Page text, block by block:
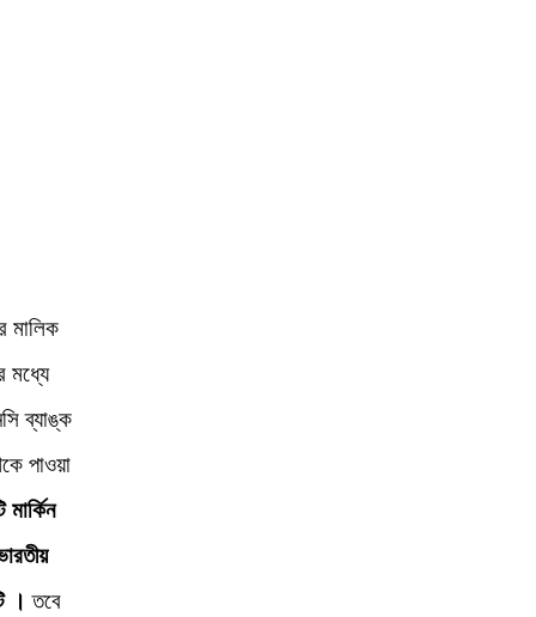
মালিক
মধ্যে
ব্যাঙ্ক
পাওয়া
। তবে